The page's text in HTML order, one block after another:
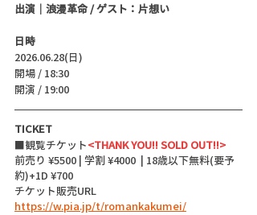
出演｜浪漫革命 / ゲスト：片想い
日時
2026.06.28(日)
開場 / 18:30
開演 / 19:00
TICKET
■観覧チケット<THANK YOU!! SOLD OUT!!>
前売り ¥5500 | 学割 ¥4000  | 18歳以下無料(要予
約)+1D ¥700
チケット販売URL
https://w.pia.jp/t/romankakumei/